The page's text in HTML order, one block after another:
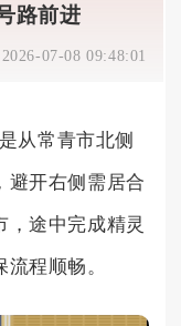
路前进
2026-07-08 09:48:01
从常青市北侧
避开右侧需居合
，途中完成精灵
程顺畅。